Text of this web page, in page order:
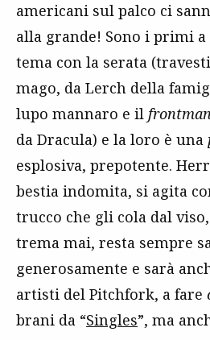
americani sul palco ci
alla grande! Sono i primi
tema con la serata
mago, da Lerch della
lupo mannaro e il
da Dracula) e la loro è una
esplosiva, prepotente.
bestia indomita, si agita
trucco che gli cola dal
trema mai, resta sempre
generosamente e sarà
artisti del Pitchfork, a fare
brani da “Singles”, ma